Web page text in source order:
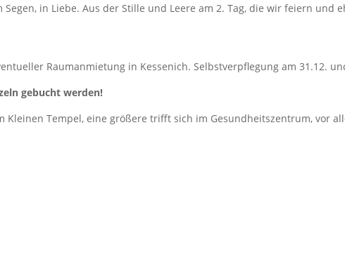
in Liebe. Aus der Stille und Leere am 2. Tag, die wir feiern und
Raumanmietung in Kessenich. Selbstverpflegung am 31.12.
gebucht werden!
Kleinen Tempel, eine größere trifft sich im Gesundheitszentrum, vor